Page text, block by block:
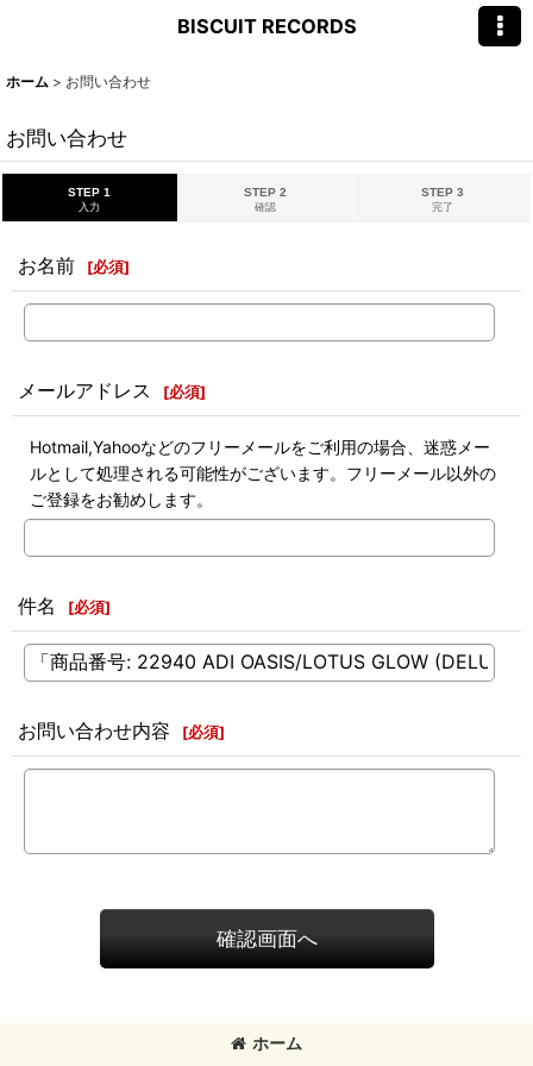
BISCUIT RECORDS
ホーム > お問い合わせ
お問い合わせ
STEP 1
入力
STEP 2
確認
STEP 3
完了
お名前 [必須]
メールアドレス [必須]
Hotmail,Yahooなどのフリーメールをご利用の場合、迷惑メー
ルとして処理される可能性がございます。フリーメール以外の
ご登録をお勧めします。
件名 [必須]
お問い合わせ内容 [必須]
確認画面へ
ホーム